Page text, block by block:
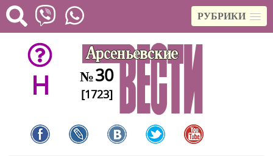
РУБРИКИ
H №30
[1723]